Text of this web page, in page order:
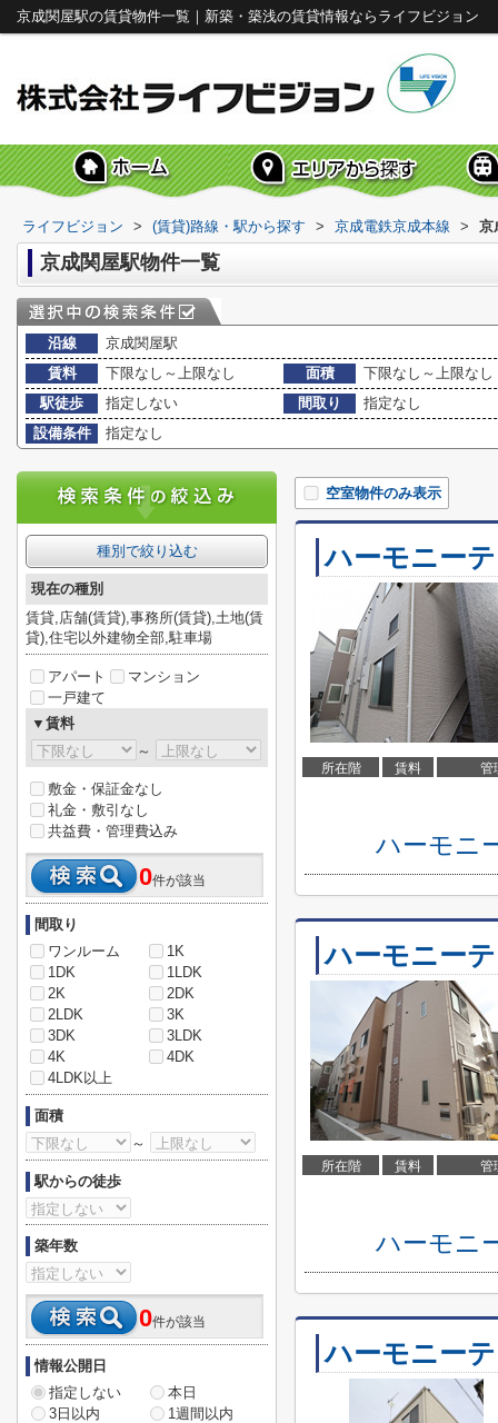
京成関屋駅の賃貸物件一覧｜新築・築浅の賃貸情報ならライフビジョン
ライフビジョン > (賃貸)路線・駅から探す > 京成電鉄京成本線 > 京
京成関屋駅物件一覧
沿線
京成関屋駅
賃料
下限なし～上限なし 面積
下限なし～上限なし
駅徒歩
指定しない 間取り
指定なし
設備条件
指定なし
空室物件のみ表示
ハーモニー
所在階 賃料 管
ハーモニ
ハーモニー
所在階 賃料 管
ハーモニ
ハーモニー
種別で絞り込む
現在の種別
賃貸,店舗(賃貸),事務所(賃貸),土地(賃
貸),住宅以外建物全部,駐車場
アパート
マンション
一戸建て
▼賃料
～
敷金・保証金なし
礼金・敷引なし
共益費・管理費込み
0件が該当
間取り
ワンルーム
1K
1DK
1LDK
2K
2DK
2LDK
3K
3DK
3LDK
4K
4DK
4LDK以上
面積
～
駅からの徒歩
築年数
0件が該当
情報公開日
指定しない
本日
3日以内
1週間以内